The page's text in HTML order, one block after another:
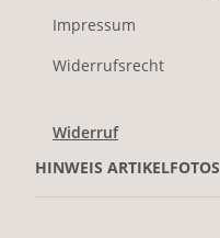
Impressum
Widerrufsrecht
Widerruf
HINWEIS ARTIKELFOTOS